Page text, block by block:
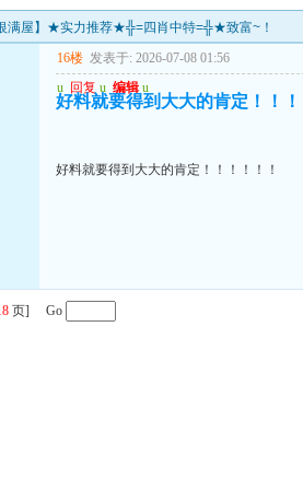
满屋】★实力推荐★╬=四肖中特=╬★致富~！
16楼 发表于: 2026-07-08 01:56
u 回复 u 编辑 u
好料就要得到大大的肯定！！
好料就要得到大大的肯定！！！！！！
页] Go